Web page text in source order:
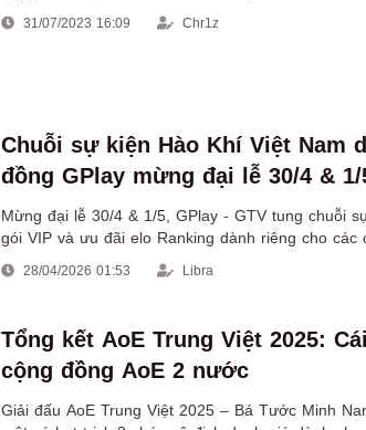
31/07/2023 16:09 Chr1z
Chuỗi sự kiện Hào Khí Việt Nam
đồng GPlay mừng đại lễ 30/4 & 1/
Mừng đại lễ 30/4 & 1/5, GPlay - GTV tung chuỗi
gói VIP và ưu đãi elo Ranking dành riêng cho các
28/04/2026 01:53 Libra
Tổng kết AoE Trung Việt 2025:
cộng đồng AoE 2 nước
Giải đấu AoE Trung Việt 2025 – Bá Tước Minh